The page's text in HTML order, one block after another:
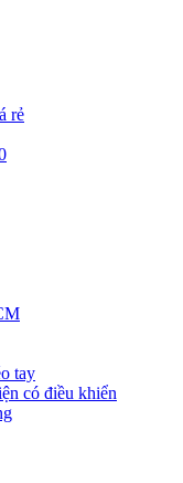
rẻ
tay
có điều khiển